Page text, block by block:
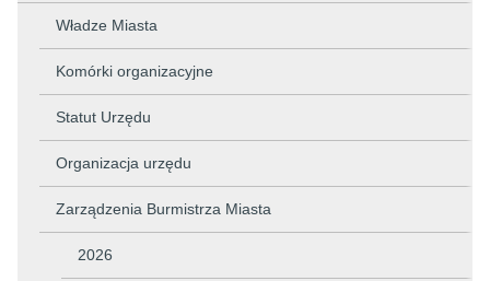
Władze Miasta
Komórki organizacyjne
Statut Urzędu
Organizacja urzędu
Zarządzenia Burmistrza Miasta
2026